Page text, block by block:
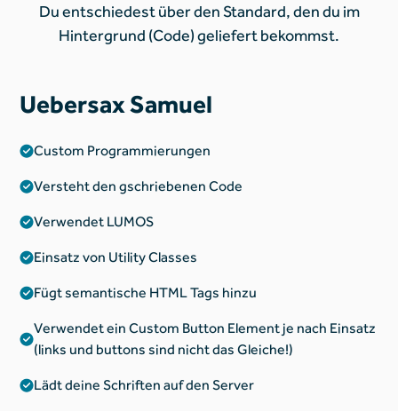
Du entschiedest über den Standard, den du im
Hintergrund (Code) geliefert bekommst.
Uebersax Samuel
Custom Programmierungen
Versteht den gschriebenen Code
Verwendet LUMOS
Einsatz von Utility Classes
Fügt semantische HTML Tags hinzu
Verwendet ein Custom Button Element je nach Einsatz
(links und buttons sind nicht das Gleiche!)
Lädt deine Schriften auf den Server